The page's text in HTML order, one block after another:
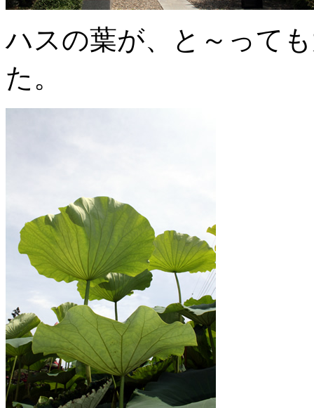
ハスの葉が、と～って
た。